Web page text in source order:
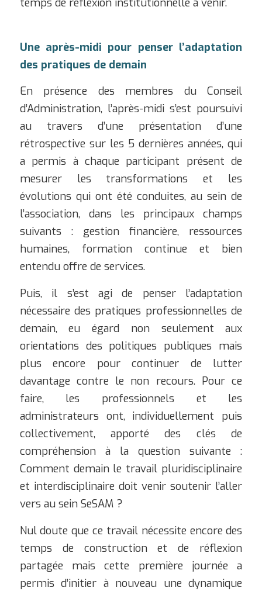
temps de réflexion institutionnelle à venir.
Une après-midi pour penser l’adaptation
des pratiques de demain
En présence des membres du Conseil
d’Administration, l’après-midi s’est poursuivi
au travers d’une présentation d’une
rétrospective sur les 5 dernières années, qui
a permis à chaque participant présent de
mesurer les transformations et les
évolutions qui ont été conduites, au sein de
l’association, dans les principaux champs
suivants : gestion financière, ressources
humaines, formation continue et bien
entendu offre de services.
Puis, il s’est agi de penser l’adaptation
nécessaire des pratiques professionnelles de
demain, eu égard non seulement aux
orientations des politiques publiques mais
plus encore pour continuer de lutter
davantage contre le non recours. Pour ce
faire, les professionnels et les
administrateurs ont, individuellement puis
collectivement, apporté des clés de
compréhension à la question suivante :
Comment demain le travail pluridisciplinaire
et interdisciplinaire doit venir soutenir l’aller
vers au sein SeSAM ?
Nul doute que ce travail nécessite encore des
temps de construction et de réflexion
partagée mais cette première journée a
permis d’initier à nouveau une dynamique